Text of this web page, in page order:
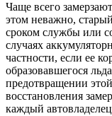
Чаще всего
этом неважно,
сроком службы или
случаях
частности, если ее
образовавшегося
предотвращении
восстановления
каждый